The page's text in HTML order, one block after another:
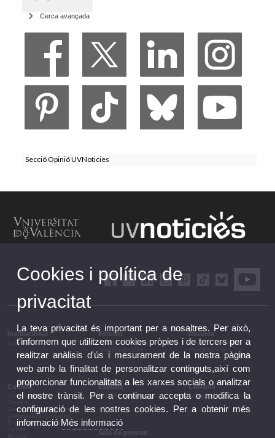
Cerca avançada
Secció Opinió UVNoticies
Institucional
Institucional
Estudis
Estudis i formació
Recerca
Recerca, innovació i
Cultura
Arts escèniques
Conferències i debats
Congressos i jornades
Exposicions
Esports
Esports
Campus
Campus
Sala de premsa
Cookies i política de
privacitat
La teva privacitat és important per a nosaltres. Per això,
t'informem que utilitzem cookies pròpies i de tercers per a
realitzar anàlisis d'ús i mesurament de la nostra pàgina
web amb la finalitat de personalitzar continguts,així com
proporcionar funcionalitats a les xarxes socials o analitzar
el nostre trànsit. Per a continuar accepta o modifica la
configuració de les nostres cookies. Per a obtenir més
informació Més informació